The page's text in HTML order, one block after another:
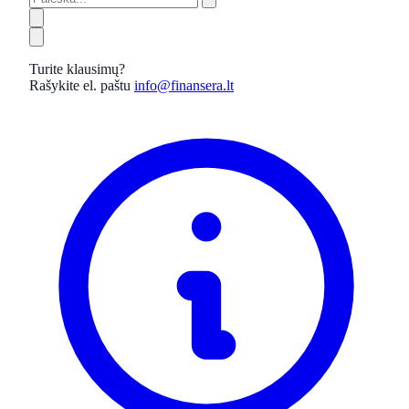
Turite klausimų?
Rašykite el. paštu info@finansera.lt